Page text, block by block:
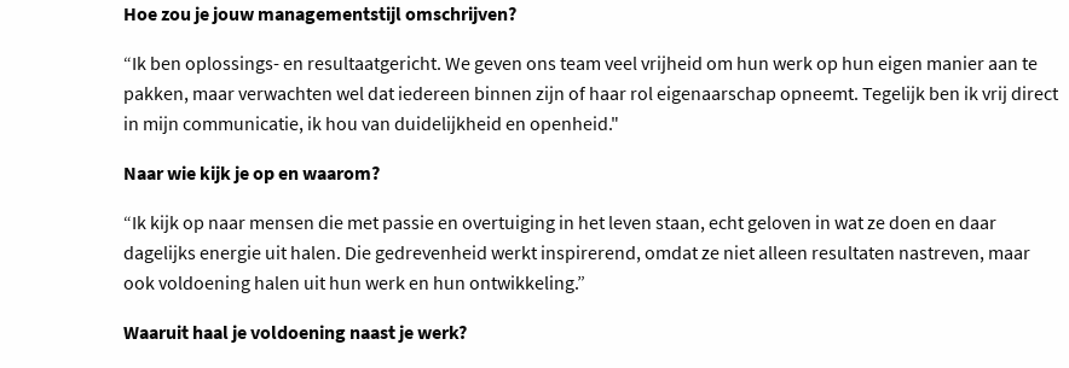
Hoe zou je jouw managementstijl omschrijven?
“Ik ben oplossings- en resultaatgericht. We geven ons team veel vrijheid om hun werk op hun eigen manier aan te
pakken, maar verwachten wel dat iedereen binnen zijn of haar rol eigenaarschap opneemt. Tegelijk ben ik vrij direct
in mijn communicatie, ik hou van duidelijkheid en openheid."
Naar wie kijk je op en waarom?
“Ik kijk op naar mensen die met passie en overtuiging in het leven staan, echt geloven in wat ze doen en daar
dagelijks energie uit halen. Die gedrevenheid werkt inspirerend, omdat ze niet alleen resultaten nastreven, maar
ook voldoening halen uit hun werk en hun ontwikkeling.”
Waaruit haal je voldoening naast je werk?